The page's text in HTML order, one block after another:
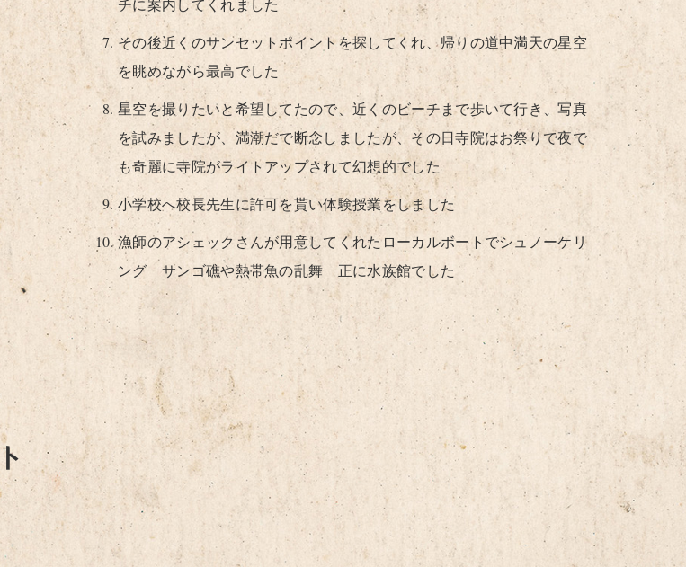
チに案内してくれました
その後近くのサンセットポイントを探してくれ、帰りの道中満天の星空
を眺めながら最高でした
星空を撮りたいと希望してたので、近くのビーチまで歩いて行き、写真
を試みましたが、満潮だで断念しましたが、その日寺院はお祭りで夜で
も奇麗に寺院がライトアップされて幻想的でした
小学校へ校長先生に許可を貰い体験授業をしました
漁師のアシェックさんが用意してくれたローカルボートでシュノーケリ
ング サンゴ礁や熱帯魚の乱舞 正に水族館でした